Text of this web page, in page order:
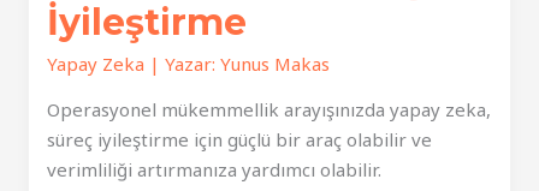
İyileştirme
Yapay Zeka | Yazar: Yunus Makas
Operasyonel mükemmellik arayışınızda yapay zeka,
süreç iyileştirme için güçlü bir araç olabilir ve
verimliliği artırmanıza yardımcı olabilir.